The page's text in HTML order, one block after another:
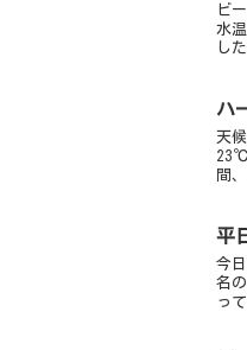
ビ
水
し
に
ハ
天
23℃
間
な
で
平
今
名
っ